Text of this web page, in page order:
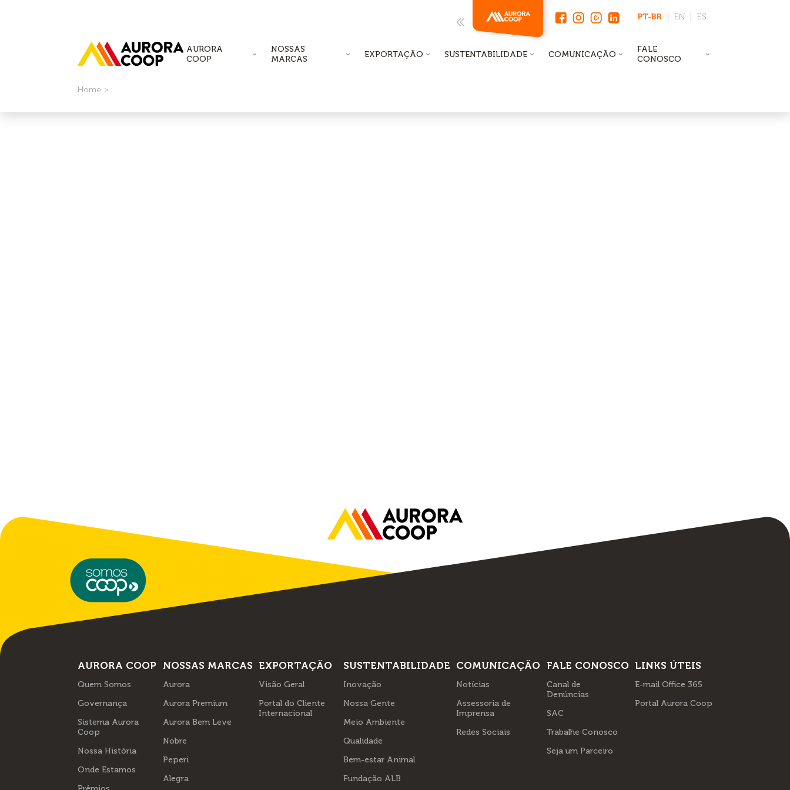
PT-BR EN ES
AURORA
COOP
NOSSAS
MARCAS
EXPORTAÇÃO SUSTENTABILIDADE COMUNICAÇÃO
FALE
CONOSCO
Home
AURORA COOP
Quem Somos
Governança
Sistema Aurora
Coop
Nossa História
Onde Estamos
NOSSAS MARCAS
Aurora
Aurora Premium
Aurora Bem Leve
Nobre
Peperi
Alegra
EXPORTAÇÃO
Visão Geral
Portal do Cliente
Internacional
SUSTENTABILIDADE
Inovação
Nossa Gente
Meio Ambiente
Qualidade
Bem-estar Animal
Fundação ALB
COMUNICAÇÃO
Notícias
Assessoria de
Imprensa
Redes Sociais
FALE CONOSCO
Canal de
Denúncias
SAC
Trabalhe Conosco
Seja um Parceiro
LINKS ÚTEIS
E-mail Office 365
Portal Aurora Coop